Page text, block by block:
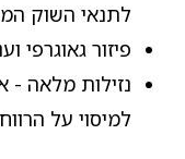
לתנאי השוק
פיזור גאוגרפי
נזילות מלאה
למיסוי על